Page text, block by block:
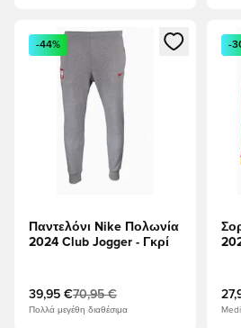
Ανοίγει ένα Modal για να
-44%
Παντελόνι Nike Πολωνία
2024 Club Jogger - Γκρί
39,95 €70,95 €
Πολλά μεγέθη διαθέσιμα
-